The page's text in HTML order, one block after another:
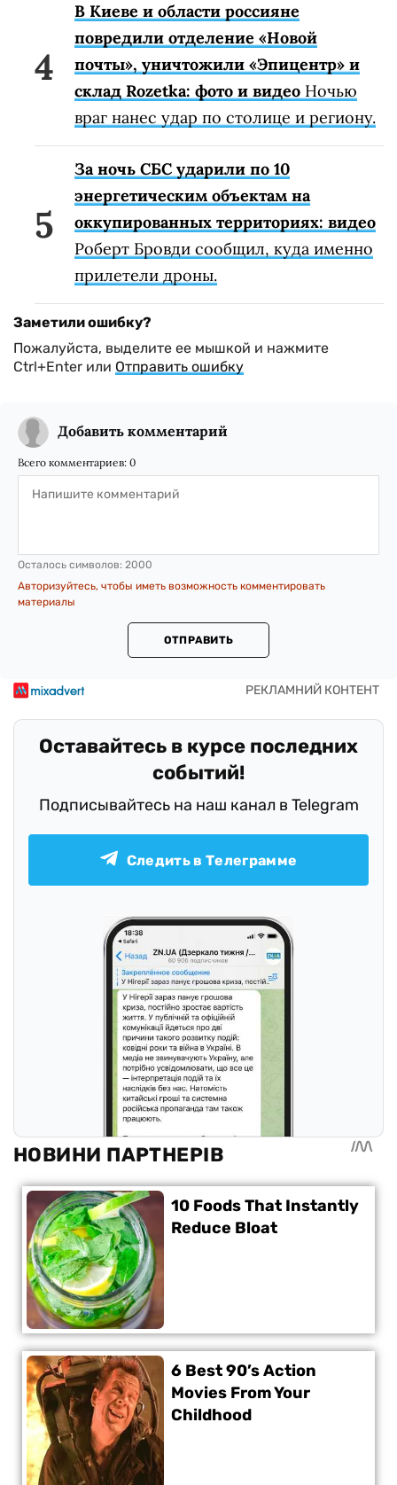
В Киеве и области россияне
повредили отделение «Новой
почты», уничтожили «Эпицентр» и
склад Rozetka: фото и видео Ночью
враг нанес удар по столице и региону.
За ночь СБС ударили по 10
энергетическим объектам на
оккупированных территориях: видео
Роберт Бровди сообщил, куда именно
прилетели дроны.
Заметили ошибку?
Пожалуйста, выделите ее мышкой и нажмите
Ctrl+Enter или Отправить ошибку
Добавить комментарий
Всего комментариев: 0
Осталось символов: 2000
Авторизуйтесь, чтобы иметь возможность комментировать
материалы
ОТПРАВИТЬ
Оставайтесь в курсе последних
событий!
Подписывайтесь на наш канал в Telegram
Следить в Телеграмме